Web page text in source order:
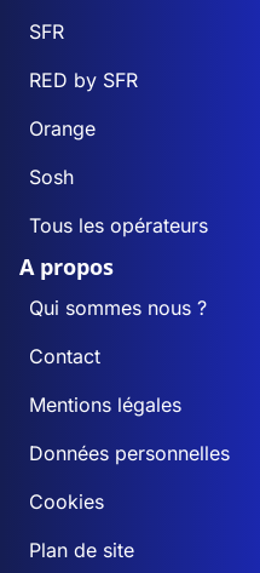
SFR
RED by SFR
Orange
Sosh
Tous les opérateurs
A propos
Qui sommes nous ?
Contact
Mentions légales
Données personnelles
Cookies
Plan de site